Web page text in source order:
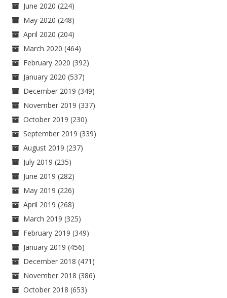
June 2020 (224)
May 2020 (248)
April 2020 (204)
March 2020 (464)
February 2020 (392)
January 2020 (537)
December 2019 (349)
November 2019 (337)
October 2019 (230)
September 2019 (339)
August 2019 (237)
July 2019 (235)
June 2019 (282)
May 2019 (226)
April 2019 (268)
March 2019 (325)
February 2019 (349)
January 2019 (456)
December 2018 (471)
November 2018 (386)
October 2018 (653)